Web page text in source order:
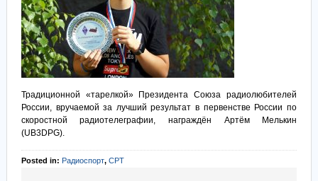
Традиционной «тарелкой» Президента Союза радиолюбителей
России, вручаемой за лучший результат в первенстве России по
скоростной радиотелеграфии, награждён Артём Мелькин
(UB3DPG).
Posted in: Радиоспорт, СРТ